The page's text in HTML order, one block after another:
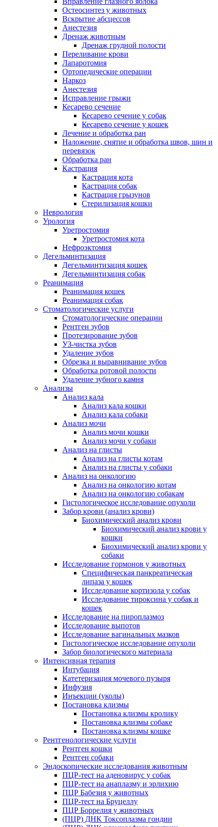
Остеосинтез у животных
Вскрытие абсцессов
Анестезия
Дренаж животным
Дренаж грудной полости
Переливание крови
Лапаротомия
Ортопедические операции
Наркоз
Анестезия
Исправление грыжи
Кесарево сечение
Кесарево сечение у собак
Кесарево сечение у кошек
Лечение и обработка ран
Наложение, снятие и обработка швов, шин и
перевязок
Обработка ран
Кастрация
Кастрация кота
Кастрация собак
Кастрация грызунов
Стерилизация кошки
Неврология
Урология
Уретростомия
Уретростомия кота
Нефроэктомия
Дегельминтизация
Дегельминтизация кошек
Дегельминтизация собак
Реанимация
Реанимация кошек
Реанимация собак
Стоматологические услуги
Стоматологические операции
Рентген зубов
Протезирование зубов
УЗ-чистка зубов
Удаление зубов
Обрезка и выравнивание зубов
Обработка ротовой полости
Удаление зубного камня
Анализы
Анализ кала
Анализ кала кошки
Анализ кала собаки
Анализ мочи
Анализ мочи кошки
Анализ мочи у собаки
Анализ на глисты
Анализ на глисты котам
Анализ на глисты у собаки
Анализ на онкологию
Анализ на онкологию котам
Анализ на онкологию собакам
Гистологическое исследование опухоли
Забор крови (анализ крови)
Биохимический анализ крови
Биохимический анализ крови у
кошки
Биохимический анализ крови у
собаки
Исследование гормонов у животных
Специфическая панкреатическая
липаза у кошек
Исследование кортизола у собак
Исследование тироксина у собак и
кошек
Исследование на пироплазмоз
Исследование выпотов
Исследование вагинальных мазков
Гистологическое исследование опухоли
Забор биологического материала
Интенсивная терапия
Интубация
Катетеризация мочевого пузыря
Инфузия
Инъекции (уколы)
Постановка клизмы
Постановка клизмы кролику
Постановка клизмы собаке
Постановка клизмы кошке
Рентгенологические услуги
Рентген кошки
Рентген собаки
Эндоскопические исследования животным
ПЦР-тест на аденовирус у собак
ПЦР-тест на анаплазму и эрлихию
ПЦР Бабезия у животных
ПЦР-тест на Бруцеллу
ПЦР Боррелия у животных
(ПЦР) ДНК Токсоплазма гондии